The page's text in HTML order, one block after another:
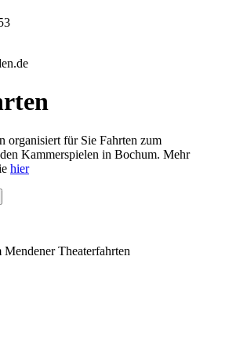
organisiert für Sie Fahrten zum
Kammerspielen in Bochum. Mehr
hier
Theaterfahrten